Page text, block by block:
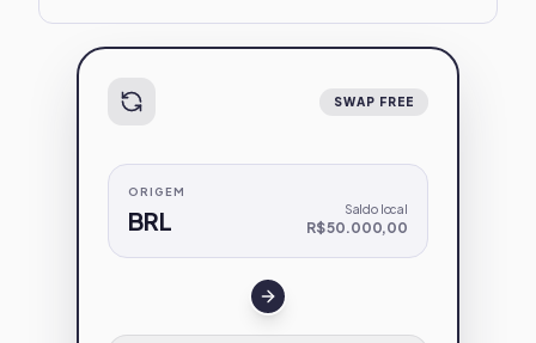
SWAP FREE
ORIGEM
BRL Saldo local
R$ 50.000,00